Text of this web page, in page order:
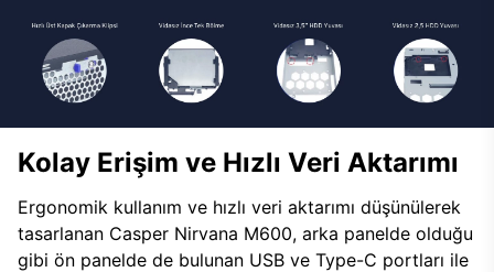
Kolay Erişim ve Hızlı Veri Aktarımı
Ergonomik kullanım ve hızlı veri aktarımı düşünülerek
tasarlanan Casper Nirvana M600, arka panelde olduğu
gibi ön panelde de bulunan USB ve Type-C portları ile